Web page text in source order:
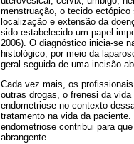
menstruação, o tecido
localização e extensão da
sido estabelecido um papel
2006). O diagnóstico inicia-se
histológico, por meio da
geral seguida de uma incisão
Cada vez mais, os
outras drogas, o frenesi da
endometriose no contexto
tratamento na vida da
endometriose contribui para
abrangente.